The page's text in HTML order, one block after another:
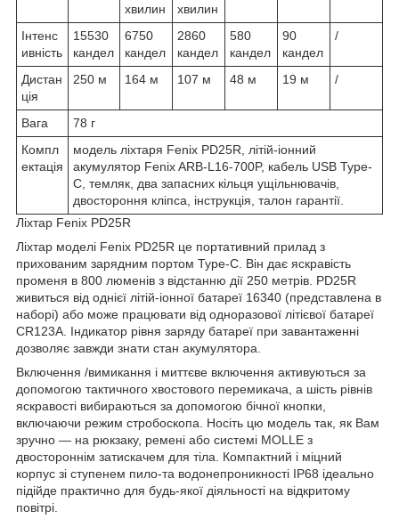
хвилин
хвилин
Інтенс
ивність
15530
кандел
6750
кандел
2860
кандел
580
кандел
90
кандел
/
Дистан
ція
250 м 164 м 107 м 48 м 19 м /
Вага
78 г
Компл
ектація
модель ліхтаря Fenix PD25R, літій-іонний
акумулятор Fenix ARB-L16-700P, кабель USB Type-
C, темляк, два запасних кільця ущільнювачів,
двостороння кліпса, інструкція, талон гарантії.
Ліхтар Fenix PD25R
Ліхтар моделі Fenix PD25R це портативний прилад з
прихованим зарядним портом Type-C. Він дає яскравість
променя в 800 люменів з відстанню дії 250 метрів. PD25R
живиться від однієї літій-іонної батареї 16340 (представлена в
наборі) або може працювати від одноразової літієвої батареї
CR123A. Індикатор рівня заряду батареї при завантаженні
дозволяє завжди знати стан акумулятора.
Включення /вимикання і миттєве включення активуються за
допомогою тактичного хвостового перемикача, а шість рівнів
яскравості вибираються за допомогою бічної кнопки,
включаючи режим стробоскопа. Носіть цю модель так, як Вам
зручно — на рюкзаку, ремені або системі MOLLE з
двостороннім затискачем для тіла. Компактний і міцний
корпус зі ступенем пило-та водонепроникності IP68 ідеально
підійде практично для будь-якої діяльності на відкритому
повітрі.